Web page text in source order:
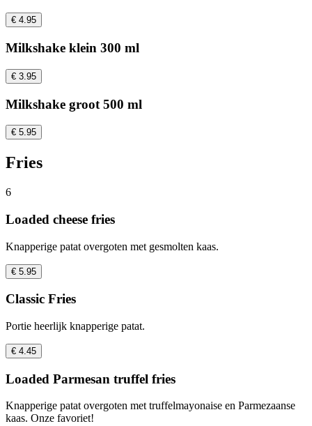
€ 4.95
Milkshake klein 300 ml
€ 3.95
Milkshake groot 500 ml
€ 5.95
Fries
6
Loaded cheese fries
Knapperige patat overgoten met gesmolten kaas.
€ 5.95
Classic Fries
Portie heerlijk knapperige patat.
€ 4.45
Loaded Parmesan truffel fries
Knapperige patat overgoten met truffelmayonaise en Parmezaanse
kaas. Onze favoriet!